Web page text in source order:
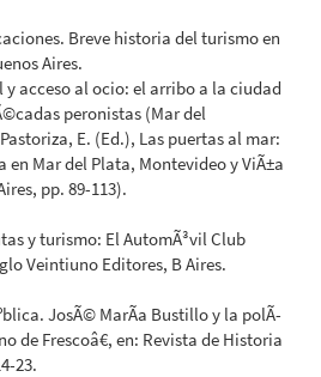
Breve historia del turismo en
Aires.
acceso al ocio: el arribo a la ciudad
peronistas (Mar del
E. (Ed.), Las puertas al mar:
Mar del Plata, Montevideo y ViÃ±a
pp. 89-113).
y turismo: El AutomÃ³vil Club
Veintiuno Editores, B Aires.
JosÃ© MarÃ­a Bustillo y la polÃ­
de Frescoâ€, en: Revista de Historia
23.